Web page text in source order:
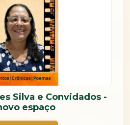
Silva e Convidados -
espaço